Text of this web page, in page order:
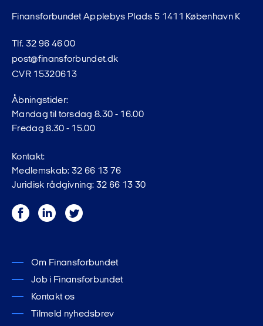
Finansforbundet Applebys Plads 5 1411 København K
Tlf. 32 96 46 00
post@finansforbundet.dk
CVR 15320613
Åbningstider:
Mandag til torsdag 8.30 - 16.00
Fredag 8.30 - 15.00
Kontakt:
Medlemskab: 32 66 13 76
Juridisk rådgivning: 32 66 13 30
FacebookLinkedInTwitter
Om Finansforbundet
Job i Finansforbundet
Kontakt os
Tilmeld nyhedsbrev